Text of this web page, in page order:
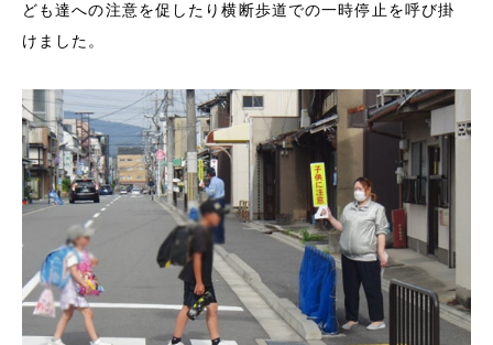
ども達への注意を促したり横断歩道での一時停止を呼び掛
けました。